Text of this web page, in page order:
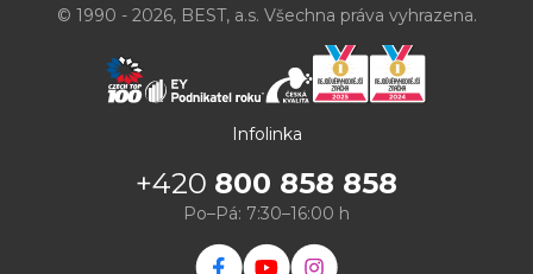
© 1990 - 2026, BEST, a.s. Všechna práva vyhrazena.
Infolinka
+420 800 858 858
Po–Pá: 7:30–16:00 h